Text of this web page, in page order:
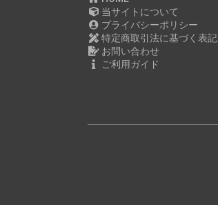
当サイトについて
プライバシーポリシー
特定商取引法に基づく表記
お問い合わせ
ご利用ガイド